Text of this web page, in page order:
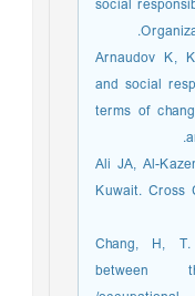
social
Arnaudov K,
and social
terms of
Ali JA, Al-
Kuwait.
Chang, H,
between